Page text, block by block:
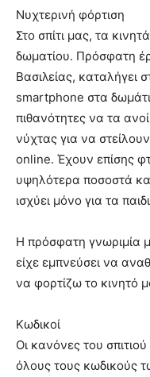
Νυχτερινή φόρτιση
Στο σπίτι μας, τα
δωματίου. Πρόσφατη
Βασιλείας, καταλήγει
smartphone στα
πιθανότητες να τα
νύχτας για να
online. Έχουν επίσης
υψηλότερα ποσοστά
ισχύει μόνο για τα
Η πρόσφατη γνωριμία
είχε εμπνεύσει να
να φορτίζω το κινητό
Κωδικοί
Οι κανόνες του
όλους τους κωδικούς